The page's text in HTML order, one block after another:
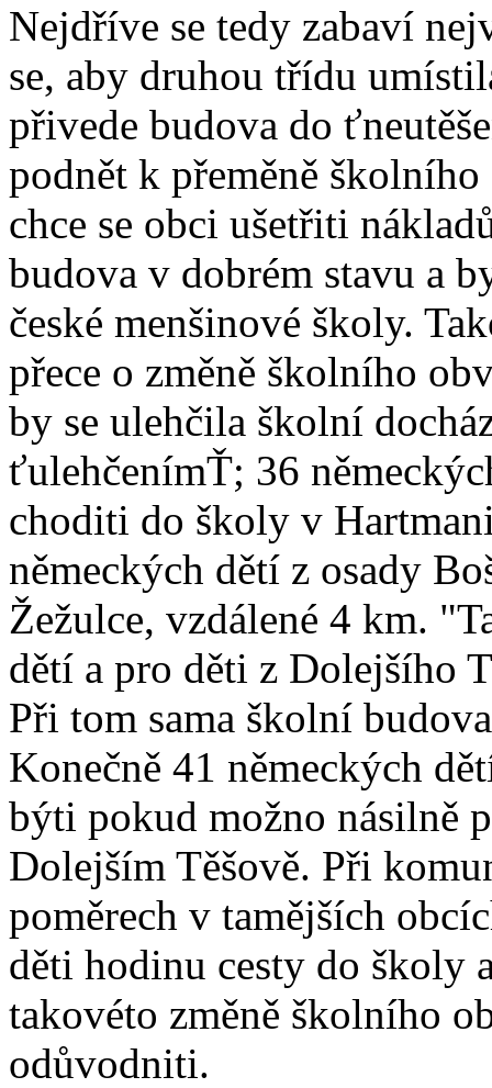
Nejdříve se tedy zabaví
se, aby druhou třídu
přivede budova do
podnět k přeměně
chce se obci ušetřiti
budova v dobrém stavu a
české menšinové školy.
přece o změně školního
by se ulehčila školní
ťulehčenímŤ; 36
choditi do školy v
německých dětí z osady
Žežulce, vzdálené 4 km.
dětí a pro děti z Dolejšího
Při tom sama školní
Konečně 41 německých
býti pokud možno násilně
Dolejším Těšově. Při
poměrech v tamějších
děti hodinu cesty do školy
takovéto změně školního
odůvodniti.